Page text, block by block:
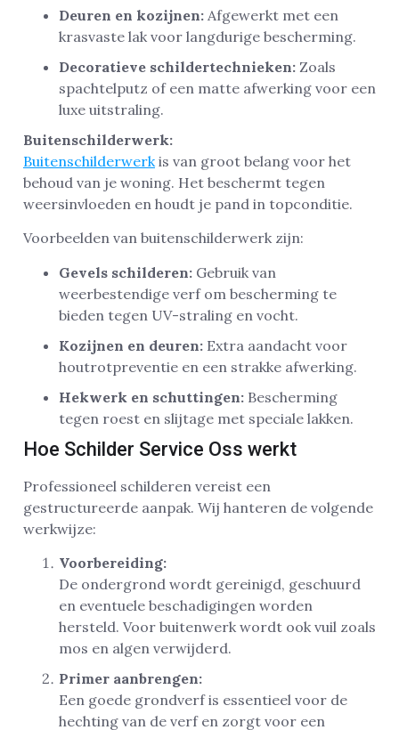
Deuren en kozijnen: Afgewerkt met een
krasvaste lak voor langdurige bescherming.
Decoratieve schildertechnieken: Zoals
spachtelputz of een matte afwerking voor een
luxe uitstraling.
Buitenschilderwerk:
Buitenschilderwerk is van groot belang voor het
behoud van je woning. Het beschermt tegen
weersinvloeden en houdt je pand in topconditie.
Voorbeelden van buitenschilderwerk zijn:
Gevels schilderen: Gebruik van
weerbestendige verf om bescherming te
bieden tegen UV-straling en vocht.
Kozijnen en deuren: Extra aandacht voor
houtrotpreventie en een strakke afwerking.
Hekwerk en schuttingen: Bescherming
tegen roest en slijtage met speciale lakken.
Hoe Schilder Service Oss werkt
Professioneel schilderen vereist een
gestructureerde aanpak. Wij hanteren de volgende
werkwijze:
Voorbereiding:
De ondergrond wordt gereinigd, geschuurd
en eventuele beschadigingen worden
hersteld. Voor buitenwerk wordt ook vuil zoals
mos en algen verwijderd.
Primer aanbrengen:
Een goede grondverf is essentieel voor de
hechting van de verf en zorgt voor een